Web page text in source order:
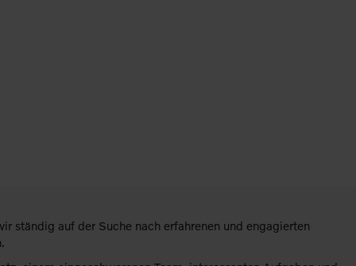
ständig auf der Suche nach erfahrenen und engagierten